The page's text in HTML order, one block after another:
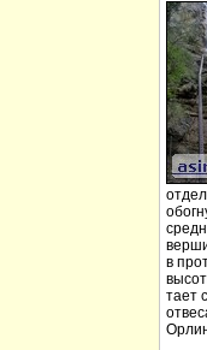
в
тает